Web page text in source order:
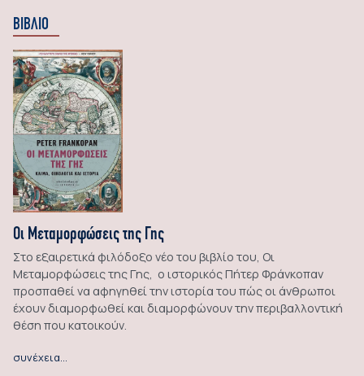
ΒΙΒΛΙΟ
Οι Μεταμορφώσεις της Γης
Στο εξαιρετικά φιλόδοξο νέο του βιβλίο του, Οι
Μεταμορφώσεις της Γης, ο ιστορικός Πήτερ Φράνκοπαν
προσπαθεί να αφηγηθεί την ιστορία του πώς οι άνθρωποι
έχουν διαμορφωθεί και διαμορφώνουν την περιβαλλοντική
θέση που κατοικούν.
συνέχεια…